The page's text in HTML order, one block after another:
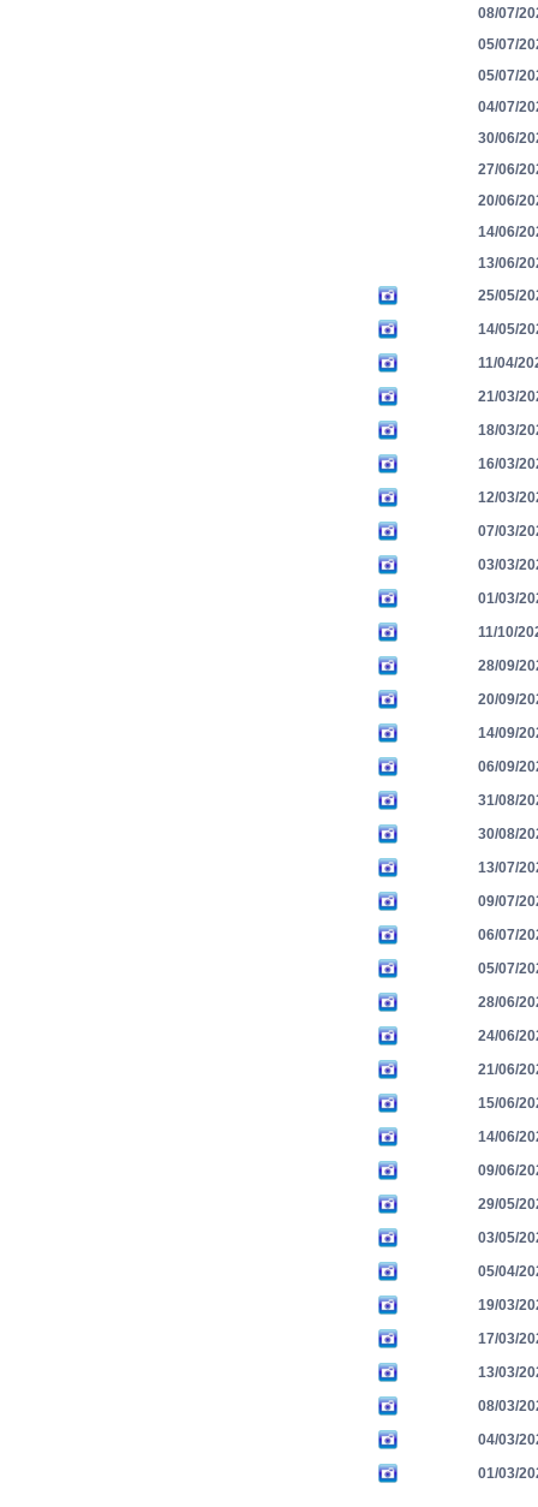
08/07/
05/07/
05/07/
04/07/
30/06/
27/06/
20/06/
14/06/
13/06/
25/05/
14/05/
11/04/
21/03/
18/03/
16/03/
12/03/
07/03/
03/03/
01/03/
11/10/
28/09/
20/09/
14/09/
06/09/
31/08/
30/08/
13/07/
09/07/
06/07/
05/07/
28/06/
24/06/
21/06/
15/06/
14/06/
09/06/
29/05/
03/05/
05/04/
19/03/
17/03/
13/03/
08/03/
04/03/
01/03/